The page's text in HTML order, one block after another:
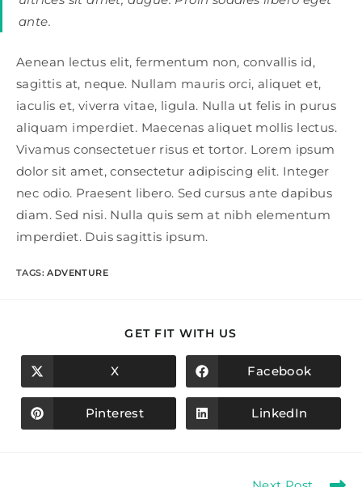
ante.
Aenean lectus elit, fermentum non, convallis id,
sagittis at, neque. Nullam mauris orci, aliquet et,
iaculis et, viverra vitae, ligula. Nulla ut felis in purus
aliquam imperdiet. Maecenas aliquet mollis lectus.
Vivamus consectetuer risus et tortor. Lorem ipsum
dolor sit amet, consectetur adipiscing elit. Integer
nec odio. Praesent libero. Sed cursus ante dapibus
diam. Sed nisi. Nulla quis sem at nibh elementum
imperdiet. Duis sagittis ipsum.
TAGS:ADVENTURE
GET FIT WITH US
CONTENT
Opens
in
a
new
window
X Opens
in
a
new
window
Facebook
Opens
in
Pinterest Opens
in
LinkedIn